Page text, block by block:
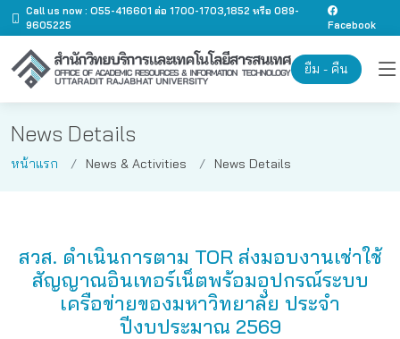
Call us now : O55-416601 ต่อ 1700-1703,1852 หรือ 089-
9605225
Facebook
ยืม - คืน
News Details
หน้าแรก News & Activities News Details
สวส. ดำเนินการตาม TOR ส่งมอบงานเช่าใช้
สัญญาณอินเทอร์เน็ตพร้อมอุปกรณ์ระบบ
เครือข่ายของมหาวิทยาลัย ประจำ
ปีงบประมาณ 2569